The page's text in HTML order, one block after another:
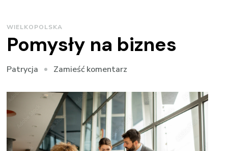
WIELKOPOLSKA
Pomysły na biznes
Patrycja Zamieść komentarz
Pomysły
na
biznes